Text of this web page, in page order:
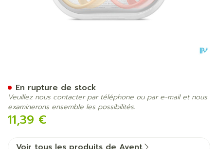
11,39 €
En rupture de stock
Veuillez nous contacter par téléphone ou par e-mail et nous
examinerons ensemble les possibilités.